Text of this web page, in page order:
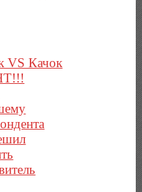
VS Качок